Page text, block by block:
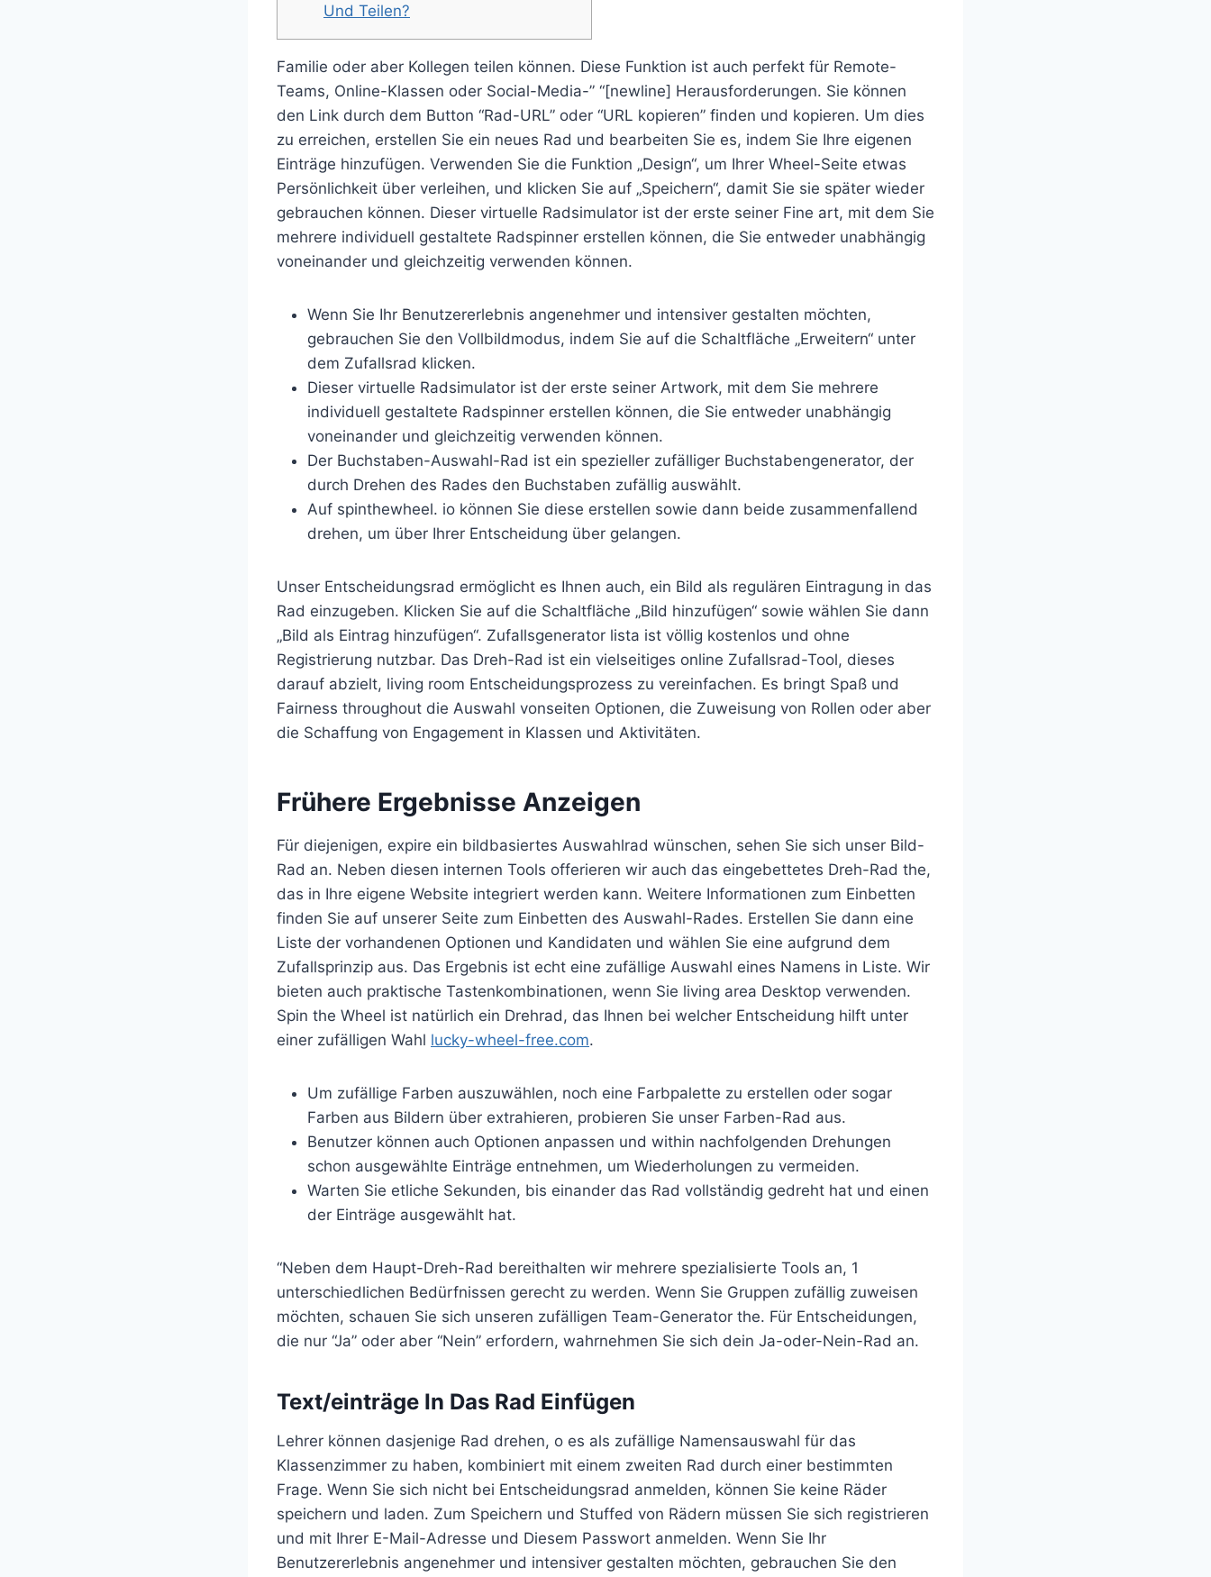
Und Teilen?
Familie oder aber Kollegen teilen können. Diese Funktion ist auch perfekt für Remote-
Teams, Online-Klassen oder Social-Media-” “[newline] Herausforderungen. Sie können
den Link durch dem Button “Rad-URL” oder “URL kopieren” finden und kopieren. Um dies
zu erreichen, erstellen Sie ein neues Rad und bearbeiten Sie es, indem Sie Ihre eigenen
Einträge hinzufügen. Verwenden Sie die Funktion „Design“, um Ihrer Wheel-Seite etwas
Persönlichkeit über verleihen, und klicken Sie auf „Speichern“, damit Sie sie später wieder
gebrauchen können. Dieser virtuelle Radsimulator ist der erste seiner Fine art, mit dem Sie
mehrere individuell gestaltete Radspinner erstellen können, die Sie entweder unabhängig
voneinander und gleichzeitig verwenden können.
Wenn Sie Ihr Benutzererlebnis angenehmer und intensiver gestalten möchten,
gebrauchen Sie den Vollbildmodus, indem Sie auf die Schaltfläche „Erweitern“ unter
dem Zufallsrad klicken.
Dieser virtuelle Radsimulator ist der erste seiner Artwork, mit dem Sie mehrere
individuell gestaltete Radspinner erstellen können, die Sie entweder unabhängig
voneinander und gleichzeitig verwenden können.
Der Buchstaben-Auswahl-Rad ist ein spezieller zufälliger Buchstabengenerator, der
durch Drehen des Rades den Buchstaben zufällig auswählt.
Auf spinthewheel. io können Sie diese erstellen sowie dann beide zusammenfallend
drehen, um über Ihrer Entscheidung über gelangen.
Unser Entscheidungsrad ermöglicht es Ihnen auch, ein Bild als regulären Eintragung in das
Rad einzugeben. Klicken Sie auf die Schaltfläche „Bild hinzufügen“ sowie wählen Sie dann
„Bild als Eintrag hinzufügen“. Zufallsgenerator lista ist völlig kostenlos und ohne
Registrierung nutzbar. Das Dreh-Rad ist ein vielseitiges online Zufallsrad-Tool, dieses
darauf abzielt, living room Entscheidungsprozess zu vereinfachen. Es bringt Spaß und
Fairness throughout die Auswahl vonseiten Optionen, die Zuweisung von Rollen oder aber
die Schaffung von Engagement in Klassen und Aktivitäten.
Frühere Ergebnisse Anzeigen
Für diejenigen, expire ein bildbasiertes Auswahlrad wünschen, sehen Sie sich unser Bild-
Rad an. Neben diesen internen Tools offerieren wir auch das eingebettetes Dreh-Rad the,
das in Ihre eigene Website integriert werden kann. Weitere Informationen zum Einbetten
finden Sie auf unserer Seite zum Einbetten des Auswahl-Rades. Erstellen Sie dann eine
Liste der vorhandenen Optionen und Kandidaten und wählen Sie eine aufgrund dem
Zufallsprinzip aus. Das Ergebnis ist echt eine zufällige Auswahl eines Namens in Liste. Wir
bieten auch praktische Tastenkombinationen, wenn Sie living area Desktop verwenden.
Spin the Wheel ist natürlich ein Drehrad, das Ihnen bei welcher Entscheidung hilft unter
einer zufälligen Wahl lucky-wheel-free.com.
Um zufällige Farben auszuwählen, noch eine Farbpalette zu erstellen oder sogar
Farben aus Bildern über extrahieren, probieren Sie unser Farben-Rad aus.
Benutzer können auch Optionen anpassen und within nachfolgenden Drehungen
schon ausgewählte Einträge entnehmen, um Wiederholungen zu vermeiden.
Warten Sie etliche Sekunden, bis einander das Rad vollständig gedreht hat und einen
der Einträge ausgewählt hat.
“Neben dem Haupt-Dreh-Rad bereithalten wir mehrere spezialisierte Tools an, 1
unterschiedlichen Bedürfnissen gerecht zu werden. Wenn Sie Gruppen zufällig zuweisen
möchten, schauen Sie sich unseren zufälligen Team-Generator the. Für Entscheidungen,
die nur “Ja” oder aber “Nein” erfordern, wahrnehmen Sie sich dein Ja-oder-Nein-Rad an.
Text/einträge In Das Rad Einfügen
Lehrer können dasjenige Rad drehen, o es als zufällige Namensauswahl für das
Klassenzimmer zu haben, kombiniert mit einem zweiten Rad durch einer bestimmten
Frage. Wenn Sie sich nicht bei Entscheidungsrad anmelden, können Sie keine Räder
speichern und laden. Zum Speichern und Stuffed von Rädern müssen Sie sich registrieren
und mit Ihrer E-Mail-Adresse und Diesem Passwort anmelden. Wenn Sie Ihr
Benutzererlebnis angenehmer und intensiver gestalten möchten, gebrauchen Sie den